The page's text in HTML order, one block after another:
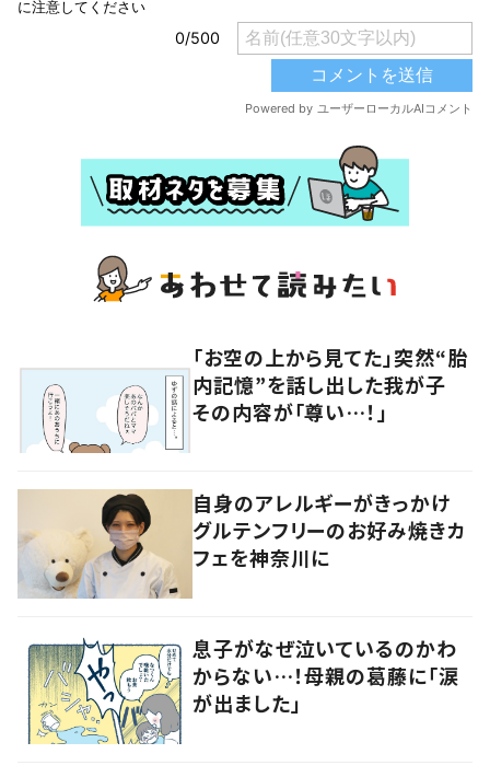
「お空の上から見てた」突然“胎
内記憶”を話し出した我が子
その内容が「尊い…！」
自身のアレルギーがきっかけ
グルテンフリーのお好み焼きカ
フェを神奈川に
息子がなぜ泣いているのかわ
からない…！母親の葛藤に「涙
が出ました」